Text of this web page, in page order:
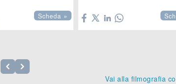
Scheda »
Vai alla filmografia